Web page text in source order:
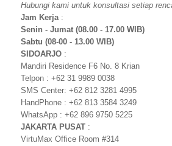
Hubungi kami untuk konsultasi setiap
Jam Kerja:
Senin - Jumat (08.00 - 17.00 WIB)
Sabtu (08-00 - 13.00 WIB)
SIDOARJO :
Mandiri Residence F6 No. 8 Krian
Telpon : +62 31 9989 0038
SMS Center: +62 812 3281 4995
HandPhone : +62 813 3584 3249
WhatsApp : +62 896 9750 5225
JAKARTA PUSAT :
VirtuMax Office Room #314